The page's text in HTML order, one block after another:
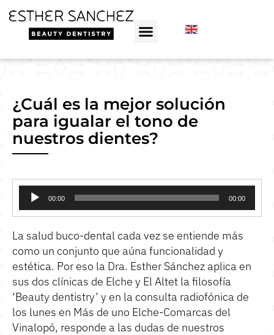
¿Cuál es la mejor solución
para igualar el tono de
nuestros dientes?
Reproductor
audio
00:00 00:00
La salud buco-dental cada vez se entiende más
como un conjunto que aúna funcionalidad y
estética. Por eso la Dra. Esther Sánchez aplica en
sus dos clínicas de Elche y El Altet la filosofía
‘Beauty dentistry’ y en la consulta radiofónica de
los lunes en Más de uno Elche-Comarcas del
Vinalopó, responde a las dudas de nuestros